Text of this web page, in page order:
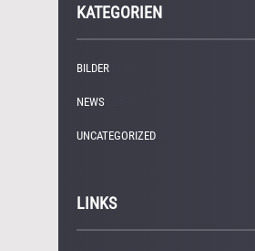
KATEGORIEN
BILDER
NEWS
UNCATEGORIZED
LINKS